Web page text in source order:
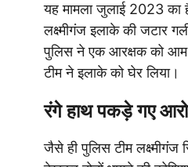
यह मामला जुलाई 2023 का
लक्ष्मीगंज इलाके की जटार
पुलिस ने एक आरक्षक को आम
टीम ने इलाके को घेर लिया।
रंगे हाथ पकड़े गए
जैसे ही पुलिस टीम